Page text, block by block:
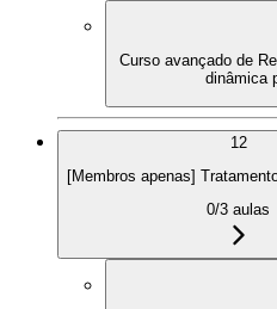
Curso avançado de
dinâmica
12
[Membros apenas]
0/3 aulas